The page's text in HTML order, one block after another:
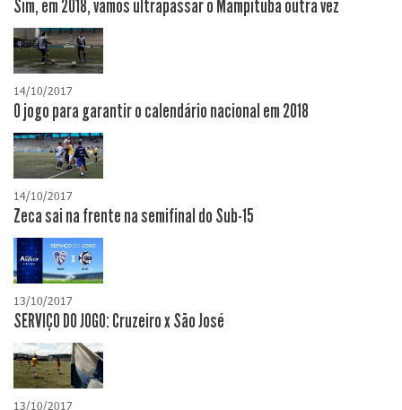
Sim, em 2018, vamos ultrapassar o Mampituba outra vez
14/10/2017
O jogo para garantir o calendário nacional em 2018
14/10/2017
Zeca sai na frente na semifinal do Sub-15
13/10/2017
SERVIÇO DO JOGO: Cruzeiro x São José
13/10/2017